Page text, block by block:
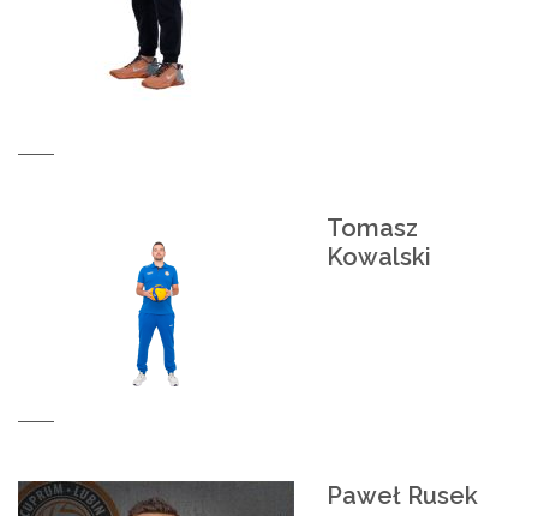
Tomasz
Kowalski
Paweł Rusek